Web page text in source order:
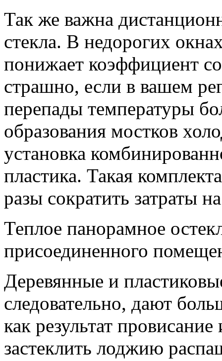
Так же важна
стекла. В недорогих
понижает коэффициент
страшно, если в вашем
перепады температуры
образования мостков
установка
пластика. Такая
разы сократить затраты
Теплое панорамное
присоединенного
Деревянные и
следовательно, дают
как результат
застеклить лоджию